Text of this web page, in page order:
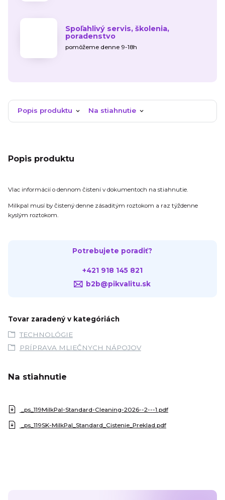
Spoľahlivý servis, školenia,
poradenstvo
pomôžeme denne 9-18h
Popis produktu Na stiahnutie
Popis produktu
VIac informácií o dennom čistení v dokumentoch na stiahnutie.
Milkpal musí by čistený denne zásaditým roztokom a raz týždenne
kyslým roztokom.
Potrebujete poradiť?
+421 918 145 821
b2b@pikvalitu.sk
Tovar zaradený v kategóriách
TECHNOLÓGIE
PRÍPRAVA MLIEČNYCH NÁPOJOV
Na stiahnutie
_ps_119MilkPal-Standard-Cleaning-2026--2---1.pdf
_ps_119SK-MilkPal_Standard_Cistenie_Preklad.pdf